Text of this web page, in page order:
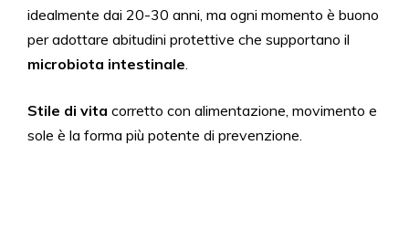
idealmente dai 20-30 anni, ma ogni momento è buono
per adottare abitudini protettive che supportano il
microbiota intestinale.
Stile di vita corretto con alimentazione, movimento e
sole è la forma più potente di prevenzione.